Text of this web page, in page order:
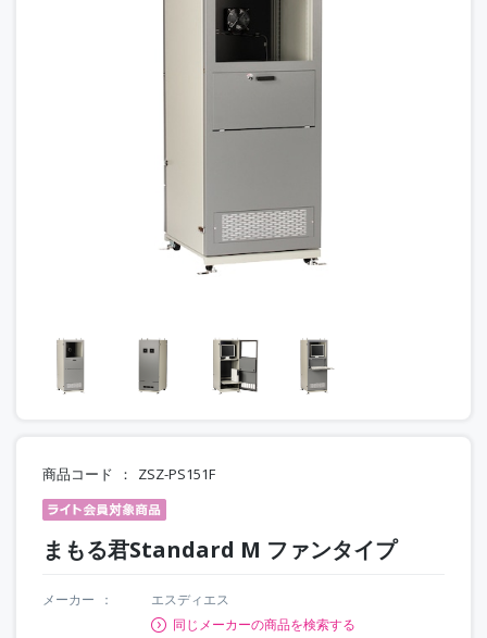
商品コード ZSZ-PS151F
まもる君Standard M ファンタイプ
メーカー
エスディエス
同じメーカーの商品を検索する